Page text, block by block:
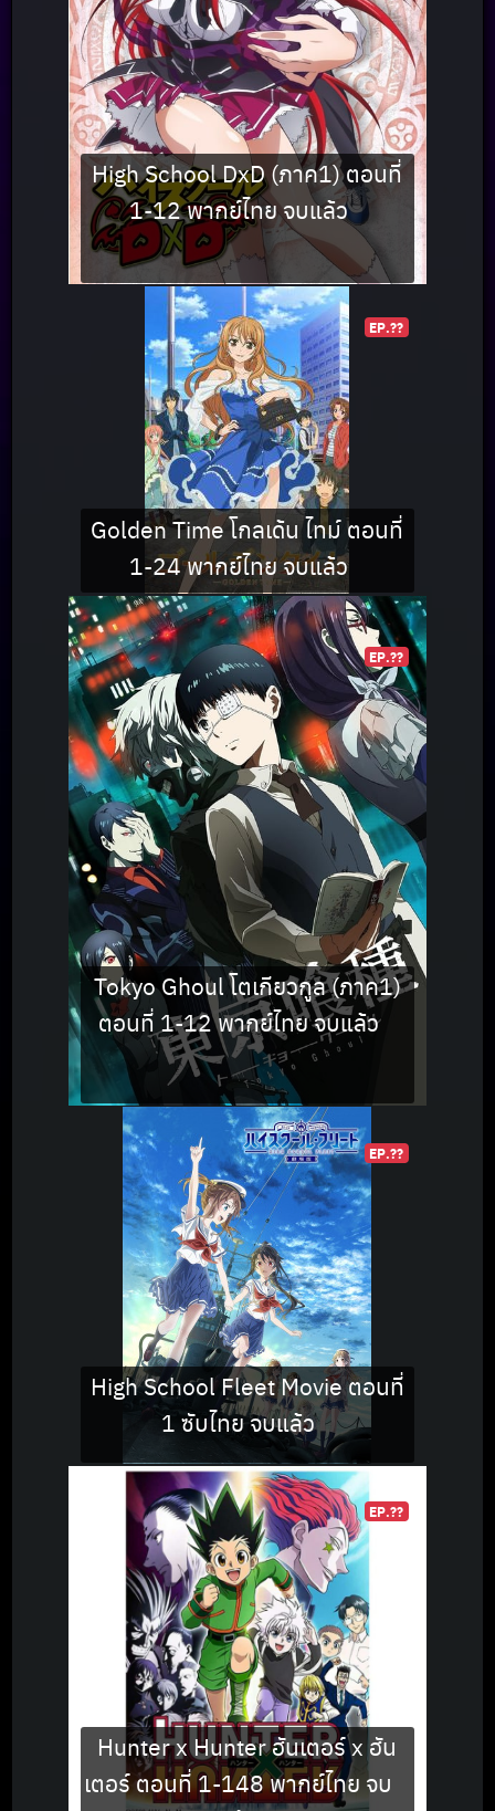
High School DxD (ภาค1) ตอนที่
1-12 พากย์ไทย จบแล้ว
EP.??
Golden Time โกลเด้น ไทม์ ตอนที่
1-24 พากย์ไทย จบแล้ว
EP.??
Tokyo Ghoul โตเกียวกูล (ภาค1)
ตอนที่ 1-12 พากย์ไทย จบแล้ว
EP.??
High School Fleet Movie ตอนที่
1 ซับไทย จบแล้ว
EP.??
Hunter x Hunter ฮันเตอร์ x ฮัน
เตอร์ ตอนที่ 1-148 พากย์ไทย จบ